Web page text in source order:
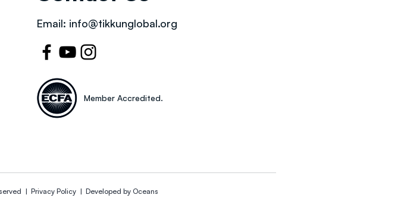
Email: info@tikkunglobal.org
Member Accredited.
| Privacy Policy | Developed by Oceans